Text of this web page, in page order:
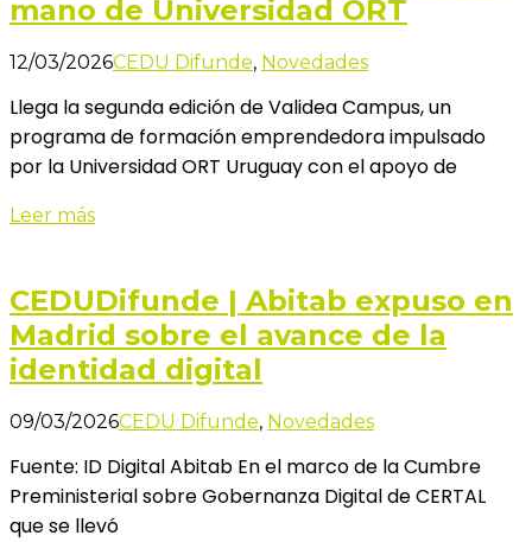
mano de Universidad ORT
12/03/2026CEDU Difunde, Novedades
Llega la segunda edición de Validea Campus, un
programa de formación emprendedora impulsado
por la Universidad ORT Uruguay con el apoyo de
Leer más
CEDUDifunde | Abitab expuso en
Madrid sobre el avance de la
identidad digital
09/03/2026CEDU Difunde, Novedades
Fuente: ID Digital Abitab En el marco de la Cumbre
Preministerial sobre Gobernanza Digital de CERTAL
que se llevó